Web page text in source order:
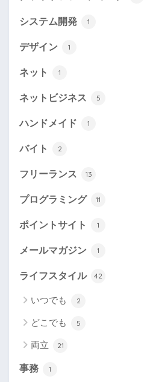
システム開発 1
デザイン 1
ネット 1
ネットビジネス 5
ハンドメイド 1
バイト 2
フリーランス 13
プログラミング 11
ポイントサイト 1
メールマガジン 1
ライフスタイル 42
いつでも 2
どこでも 5
両立 21
事務 1